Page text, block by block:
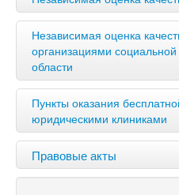
Независимая оценка
организациями
области
Пункты оказания
юридическими клиниками
Правовые акты